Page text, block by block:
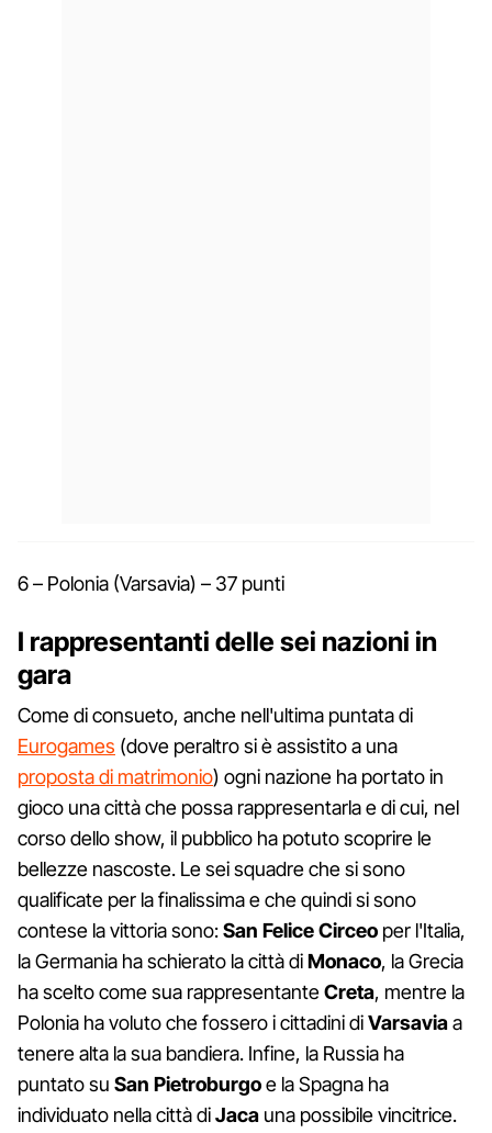
6 – Polonia (Varsavia) – 37 punti
I rappresentanti delle sei nazioni in
gara
Come di consueto, anche nell'ultima puntata di
Eurogames (dove peraltro si è assistito a una
proposta di matrimonio) ogni nazione ha portato in
gioco una città che possa rappresentarla e di cui, nel
corso dello show, il pubblico ha potuto scoprire le
bellezze nascoste. Le sei squadre che si sono
qualificate per la finalissima e che quindi si sono
contese la vittoria sono:San Felice Circeo per l'Italia,
la Germania ha schierato la città diMonaco, la Grecia
ha scelto come sua rappresentanteCreta, mentre la
Polonia ha voluto che fossero i cittadini diVarsaviaa
tenere alta la sua bandiera. Infine, la Russia ha
puntato su San Pietroburgoe la Spagna ha
individuato nella città diJaca una possibile vincitrice.